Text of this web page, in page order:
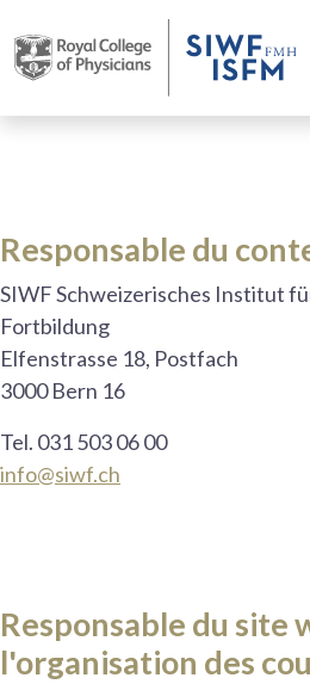
Responsable du
SIWF Schweizerisches Institut
Fortbildung
Elfenstrasse 18, Postfach
3000 Bern 16
Tel. 031 503 06 00
info@siwf.ch
Responsable du site
l'organisation des